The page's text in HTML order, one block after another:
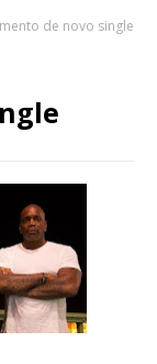
de novo single